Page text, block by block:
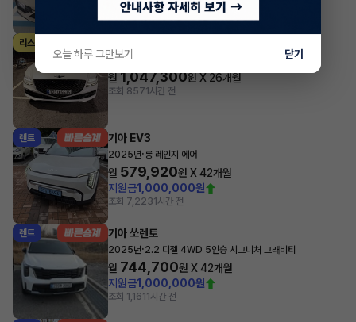
조회 2,043 1시간 전
리스
2024년
월 1,047,300원 X 26개월
조회 8571시간 전
렌트 기아 EV3
2025년·롱 레인지 에어
월 579,920원 X42개월
지원금1,000,000원
조회 7,2231시간 전
렌트 기아 쏘렌토
2025년·2.2 디젤 4WD 5인승 시그니처 그래비티
월 744,700원 X42개월
지원금1,000,000원
조회 1,161 1시간 전
오늘 하루 그만보기 닫기